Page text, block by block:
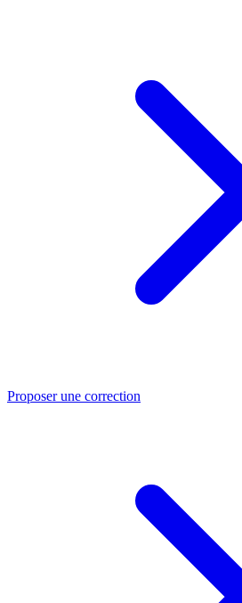
Proposer une correction